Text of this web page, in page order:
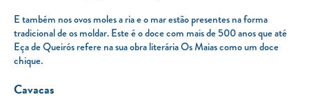
E também nos ovos moles a ria e o mar estão presentes na forma
tradicional de os moldar. Este é o doce com mais de 500 anos que até
Eça de Queirós refere na sua obra literária Os Maias como um doce
chique.
Cavacas